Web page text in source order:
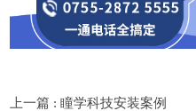
上一篇 : 瞳学科技安装案例